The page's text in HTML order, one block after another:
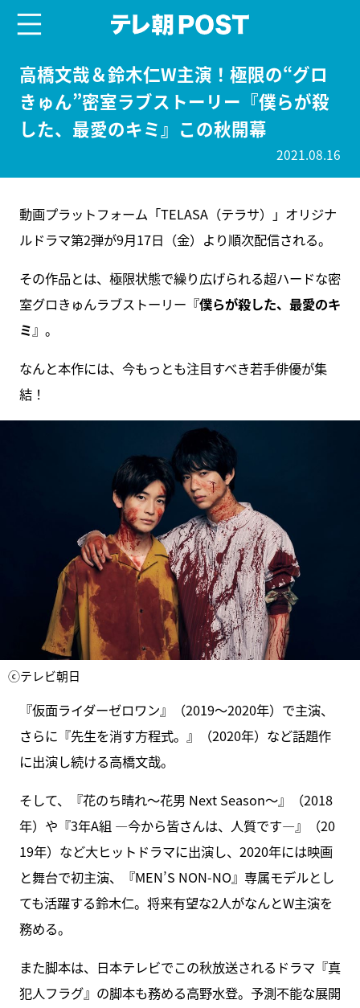
高橋文哉＆鈴木仁W主演！極限の“グロ
きゅん”密室ラブストーリー『僕らが殺
した、最愛のキミ』この秋開幕
2021.08.16
動画プラットフォーム「TELASA（テラサ）」オリジナ
ルドラマ第2弾が9月17日（金）より順次配信される。
その作品とは、極限状態で繰り広げられる超ハードな密
室グロきゅんラブストーリー『僕らが殺した、最愛のキ
ミ』。
なんと本作には、今もっとも注目すべき若手俳優が集
結！
ⓒテレビ朝日
『仮面ライダーゼロワン』（2019～2020年）で主演、
さらに『先生を消す方程式。』（2020年）など話題作
に出演し続ける高橋文哉。
そして、『花のち晴れ～花男 Next Season～』（2018
年）や『3年A組 ―今から皆さんは、人質です―』（20
19年）など大ヒットドラマに出演し、2020年には映画
と舞台で初主演、『MEN’S NON-NO』専属モデルとし
ても活躍する鈴木仁。将来有望な2人がなんとW主演を
務める。
また脚本は、日本テレビでこの秋放送されるドラマ『真
犯人フラグ』の脚本も務める高野水登。予測不能な展開